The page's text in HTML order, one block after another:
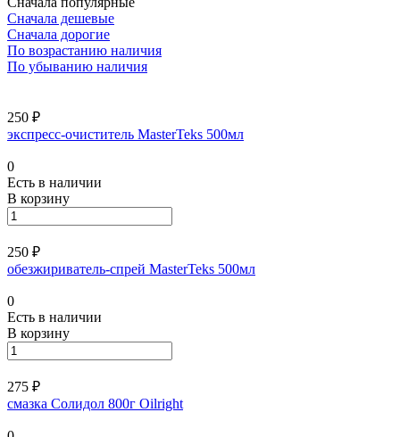
Сначала дешевые
Сначала дорогие
По возрастанию наличия
По убыванию наличия
250 ₽
экспресс-очиститель MasterTeks 500мл
0
Есть в наличии
В корзину
250 ₽
обезжириватель-спрей MasterTeks 500мл
0
Есть в наличии
В корзину
275 ₽
смазка Солидол 800г Oilright